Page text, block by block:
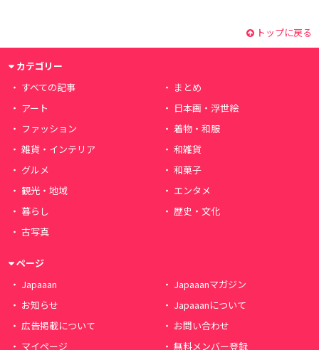
トップに戻る
カテゴリー
すべての記事
まとめ
アート
日本画・浮世絵
ファッション
着物・和服
雑貨・インテリア
和雑貨
グルメ
和菓子
観光・地域
エンタメ
暮らし
歴史・文化
古写真
ページ
Japaaan
Japaaanマガジン
お知らせ
Japaaanについて
広告掲載について
お問い合わせ
マイページ
無料メンバー登録